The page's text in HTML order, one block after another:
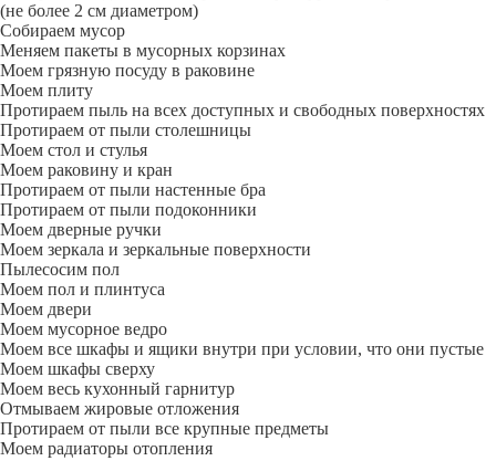
(не более 2 см диаметром)
Собираем мусор
Меняем пакеты в мусорных корзинах
Моем грязную посуду в раковине
Моем плиту
Протираем пыль на всех доступных и свободных поверхностях
Протираем от пыли столешницы
Моем стол и стулья
Моем раковину и кран
Протираем от пыли настенные бра
Протираем от пыли подоконники
Моем дверные ручки
Моем зеркала и зеркальные поверхности
Пылесосим пол
Моем пол и плинтуса
Моем двери
Моем мусорное ведро
Моем все шкафы и ящики внутри при условии, что они пустые
Моем шкафы сверху
Моем весь кухонный гарнитур
Отмываем жировые отложения
Протираем от пыли все крупные предметы
Моем радиаторы отопления